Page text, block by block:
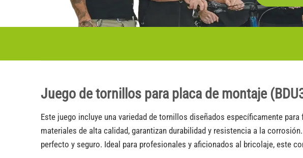
Juego de tornillos para placa de montaje
Este juego incluye una variedad de tornillos diseñados específicamente
materiales de alta calidad, garantizan durabilidad y resistencia a la
perfecto y seguro. Ideal para profesionales y aficionados al bricolaje, este